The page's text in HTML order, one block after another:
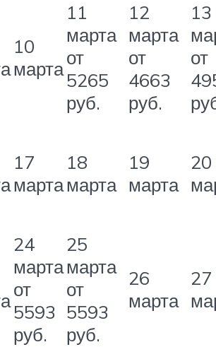
10
марта
11
марта
от
5265
руб.
12
марта
от
4663
руб.
13
от
17
марта
18
марта
19
марта
20
24
марта
от
5593
руб.
25
марта
от
5593
руб.
26
марта
27